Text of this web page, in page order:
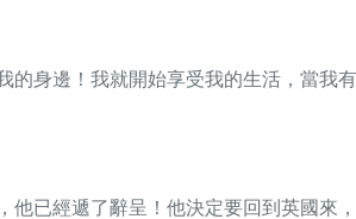
身邊！我就開始享受我的生活，當我
已經遞了辭呈！他決定要回到英國來